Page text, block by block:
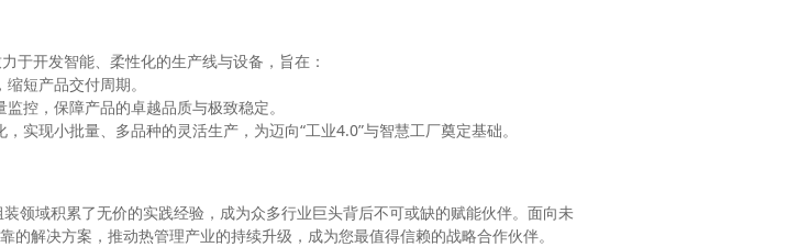
于开发智能、柔性化的生产线与设备，旨在：
短产品交付周期。
控，保障产品的卓越品质与极致稳定。
实现小批量、多品种的灵活生产，为迈向“工业4.0”与智慧工厂奠定基础。
领域积累了无价的实践经验，成为众多行业巨头背后不可或缺的赋能伙伴。面向未
解决方案，推动热管理产业的持续升级，成为您最值得信赖的战略合作伙伴。